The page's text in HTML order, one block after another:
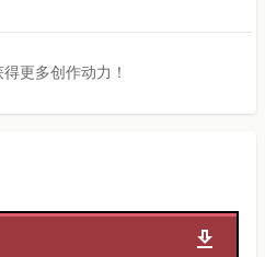
更多创作动力！